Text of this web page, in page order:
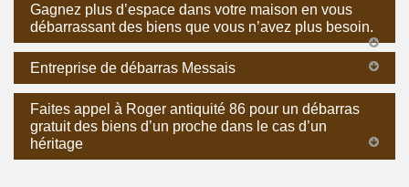
Gagnez plus d’espace dans votre maison en vous
débarrassant des biens que vous n’avez plus besoin.
Entreprise de débarras Messais
Faites appel à Roger antiquité 86 pour un débarras
gratuit des biens d’un proche dans le cas d’un
héritage